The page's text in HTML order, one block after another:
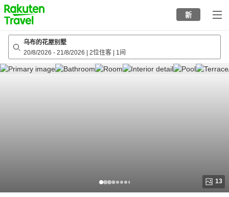
to
top
page
新
乌布的花屋别墅
20/8/2026 - 21/8/2026 2位住客 1间
13